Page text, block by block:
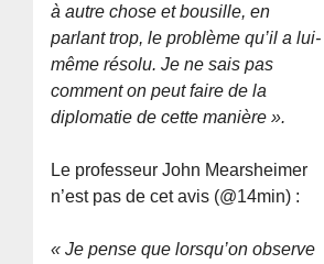
à autre chose et bousille, en
parlant trop, le problème qu’il a lui-
même résolu. Je ne sais pas
comment on peut faire de la
diplomatie de cette manière ».
Le professeur John Mearsheimer
n’est pas de cet avis (@14min) :
« Je pense que lorsqu’on observe